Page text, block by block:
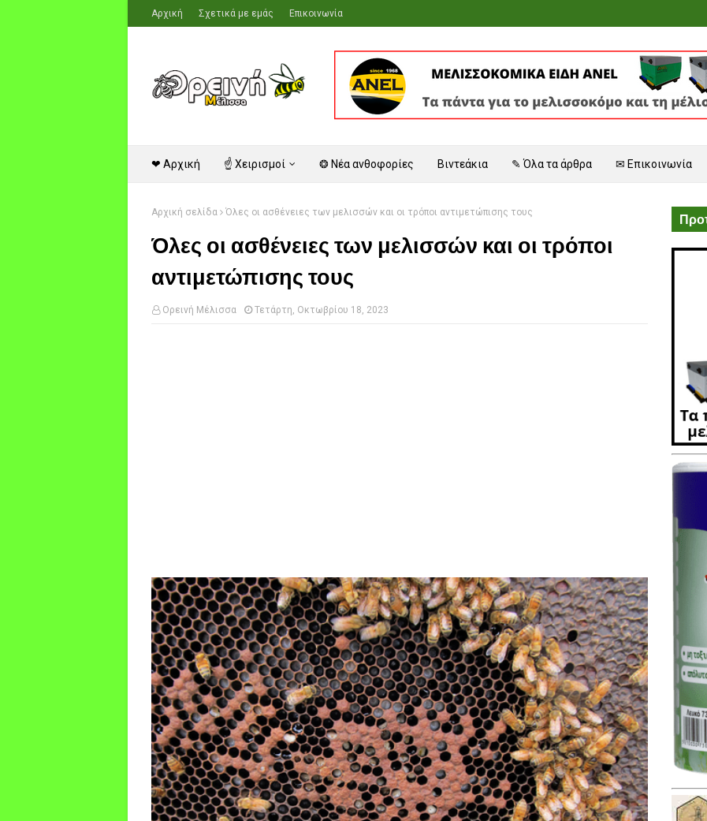
Αρχική Σχετικά με εμάς Επικοινωνία
❤ Αρχική ☝ Χειρισμοί ❂ Νέα ανθοφορίες Βιντεάκια ✎ Όλα τα άρθρα ✉ Επικοινωνία
Αρχική σελίδα Όλες οι ασθένειες των μελισσών και οι τρόποι αντιμετώπισης τους
Όλες οι ασθένειες των μελισσών και οι τρόποι
αντιμετώπισης τους
Ορεινή Μέλισσα Τετάρτη, Οκτωβρίου 18, 2023